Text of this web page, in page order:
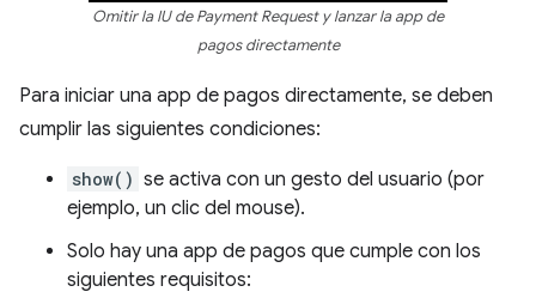
Omitir la IU de Payment Request y lanzar la app de
pagos directamente
Para iniciar una app de pagos directamente, se deben
cumplir las siguientes condiciones:
show() se activa con un gesto del usuario (por
ejemplo, un clic del mouse).
Solo hay una app de pagos que cumple con los
siguientes requisitos: